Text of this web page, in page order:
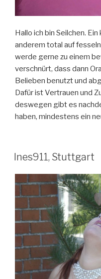
Hallo ich bin Seilchen.
anderem total auf
werde gerne zu einem
verschnürt, dass dann
Belieben benutzt und
Dafür ist Vertrauen und
deswegen gibt es
haben, mindestens ein
Ines911, Stuttgart